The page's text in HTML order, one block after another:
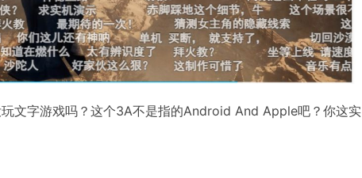
文字游戏吗？这个3A不是指的Android And Apple吧？你这实